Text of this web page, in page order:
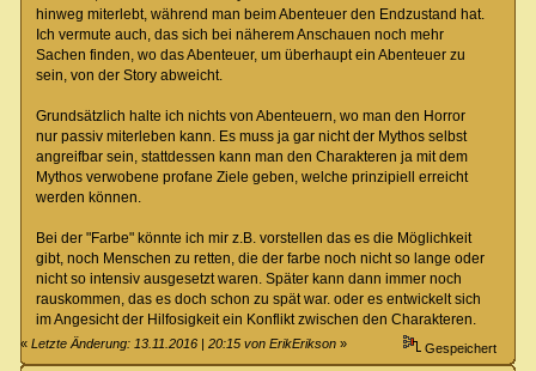
hinweg miterlebt, während man beim Abenteuer den Endzustand hat.
Ich vermute auch, das sich bei näherem Anschauen noch mehr
Sachen finden, wo das Abenteuer, um überhaupt ein Abenteuer zu
sein, von der Story abweicht.
Grundsätzlich halte ich nichts von Abenteuern, wo man den Horror
nur passiv miterleben kann. Es muss ja gar nicht der Mythos selbst
angreifbar sein, stattdessen kann man den Charakteren ja mit dem
Mythos verwobene profane Ziele geben, welche prinzipiell erreicht
werden können.
Bei der "Farbe" könnte ich mir z.B. vorstellen das es die Möglichkeit
gibt, noch Menschen zu retten, die der farbe noch nicht so lange oder
nicht so intensiv ausgesetzt waren. Später kann dann immer noch
rauskommen, das es doch schon zu spät war. oder es entwickelt sich
im Angesicht der Hilfosigkeit ein Konflikt zwischen den Charakteren.
«Letzte Änderung: 13.11.2016 | 20:15 von ErikErikson » Gespeichert